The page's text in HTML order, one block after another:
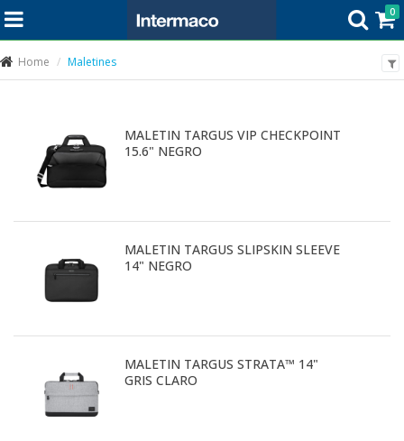
0
Home Maletines
MALETIN TARGUS VIP CHECKPOINT
15.6" NEGRO
MALETIN TARGUS SLIPSKIN SLEEVE
14" NEGRO
MALETIN TARGUS STRATA™ 14"
GRIS CLARO